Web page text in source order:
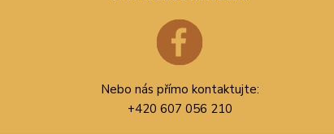
Nebo nás přímo kontaktujte:
+420 607 056 210